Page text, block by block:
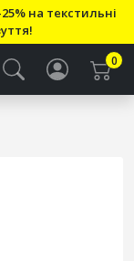
на текстильні
0